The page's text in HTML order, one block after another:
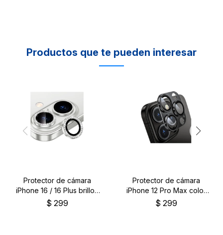
Productos que te pueden interesar
Protector de cámara
iPhone 16 / 16 Plus brillos
plateados
$ 299
Protector de cámara
iPhone 12 Pro Max color
negro
$ 299